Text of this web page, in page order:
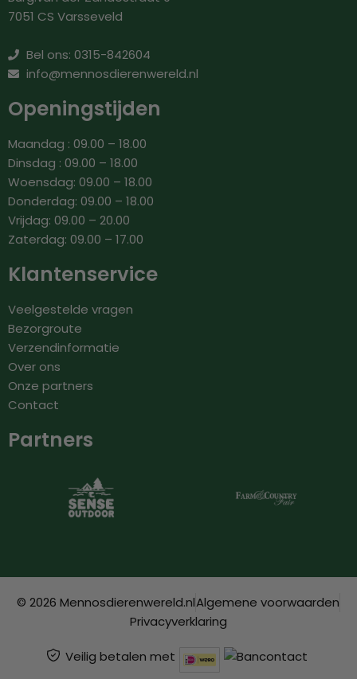
7051 CS Varsseveld
Bel ons: 0315-842604
info@mennosdierenwereld.nl
Openingstijden
Maandag : 09.00 – 18.00
Dinsdag : 09.00 – 18.00
Woensdag: 09.00 – 18.00
Donderdag: 09.00 – 18.00
Vrijdag: 09.00 – 20.00
Zaterdag: 09.00 – 17.00
Klantenservice
Veelgestelde vragen
Bezorgroute
Verzendinformatie
Over ons
Onze partners
Contact
Partners
© 2026 Mennosdierenwereld.nlAlgemene voorwaarden
Privacyverklaring
Veilig betalen met